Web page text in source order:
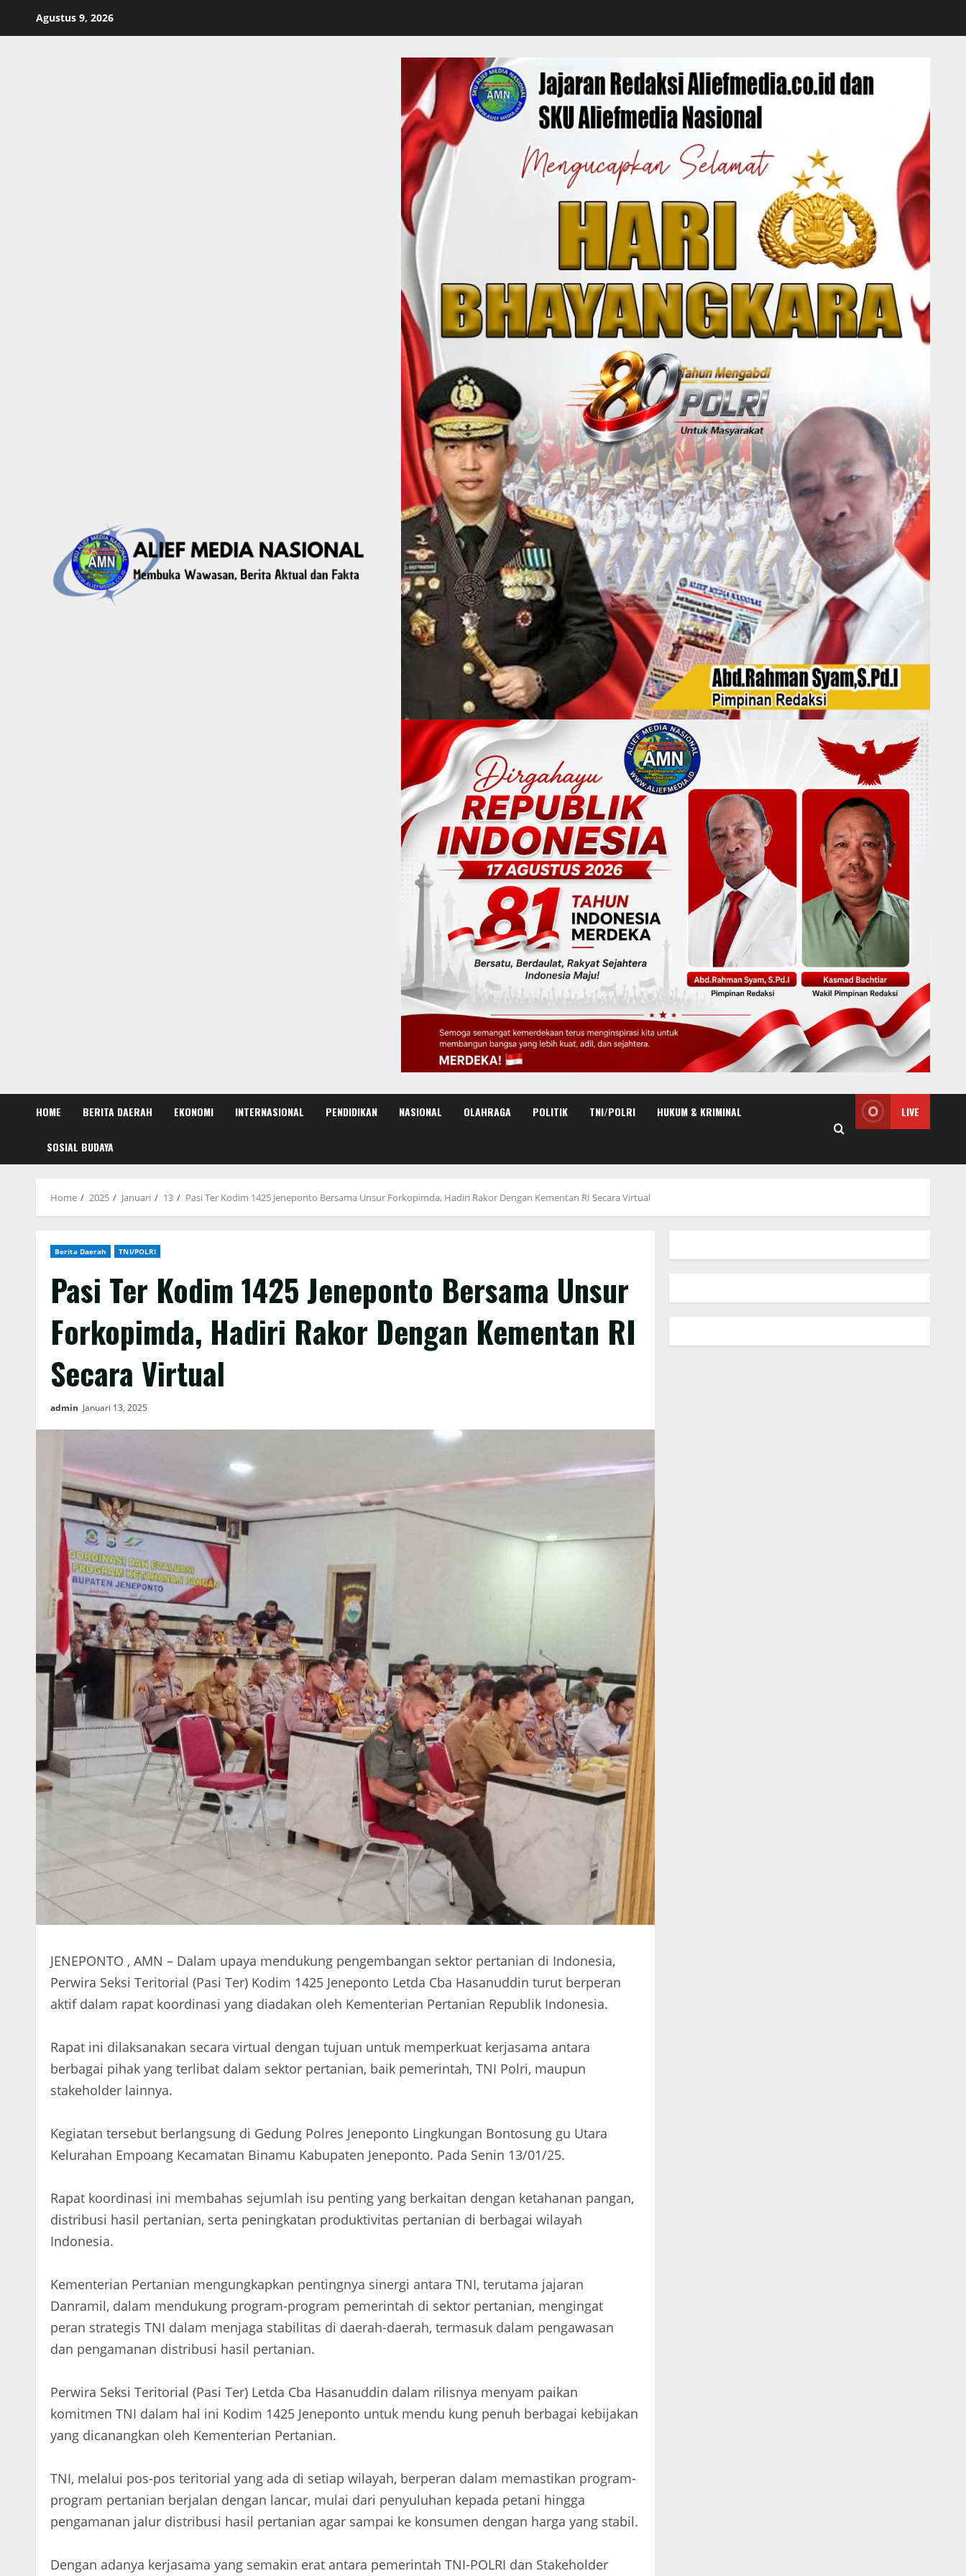
Agustus 9, 2026
HOME BERITA DAERAH EKONOMI INTERNASIONAL PENDIDIKAN NASIONAL OLAHRAGA POLITIK TNI/POLRI HUKUM & KRIMINAL
SOSIAL BUDAYA
LIVE
Home 2025 Januari 13 Pasi Ter Kodim 1425 Jeneponto Bersama Unsur Forkopimda, Hadiri Rakor Dengan Kementan RI Secara Virtual
Berita Daerah TNI/POLRI
Pasi Ter Kodim 1425 Jeneponto Bersama Unsur
Forkopimda, Hadiri Rakor Dengan Kementan RI
Secara Virtual
admin Januari 13, 2025
JENEPONTO , AMN – Dalam upaya mendukung pengembangan sektor pertanian di Indonesia,
Perwira Seksi Teritorial (Pasi Ter) Kodim 1425 Jeneponto Letda Cba Hasanuddin turut berperan
aktif dalam rapat koordinasi yang diadakan oleh Kementerian Pertanian Republik Indonesia.
Rapat ini dilaksanakan secara virtual dengan tujuan untuk memperkuat kerjasama antara
berbagai pihak yang terlibat dalam sektor pertanian, baik pemerintah, TNI Polri, maupun
stakeholder lainnya.
Kegiatan tersebut berlangsung di Gedung Polres Jeneponto Lingkungan Bontosung gu Utara
Kelurahan Empoang Kecamatan Binamu Kabupaten Jeneponto. Pada Senin 13/01/25.
Rapat koordinasi ini membahas sejumlah isu penting yang berkaitan dengan ketahanan pangan,
distribusi hasil pertanian, serta peningkatan produktivitas pertanian di berbagai wilayah
Indonesia.
Kementerian Pertanian mengungkapkan pentingnya sinergi antara TNI, terutama jajaran
Danramil, dalam mendukung program-program pemerintah di sektor pertanian, mengingat
peran strategis TNI dalam menjaga stabilitas di daerah-daerah, termasuk dalam pengawasan
dan pengamanan distribusi hasil pertanian.
Perwira Seksi Teritorial (Pasi Ter) Letda Cba Hasanuddin dalam rilisnya menyam paikan
komitmen TNI dalam hal ini Kodim 1425 Jeneponto untuk mendu kung penuh berbagai kebijakan
yang dicanangkan oleh Kementerian Pertanian.
TNI, melalui pos-pos teritorial yang ada di setiap wilayah, berperan dalam memastikan program-
program pertanian berjalan dengan lancar, mulai dari penyuluhan kepada petani hingga
pengamanan jalur distribusi hasil pertanian agar sampai ke konsumen dengan harga yang stabil.
Dengan adanya kerjasama yang semakin erat antara pemerintah TNI-POLRI dan Stakeholder